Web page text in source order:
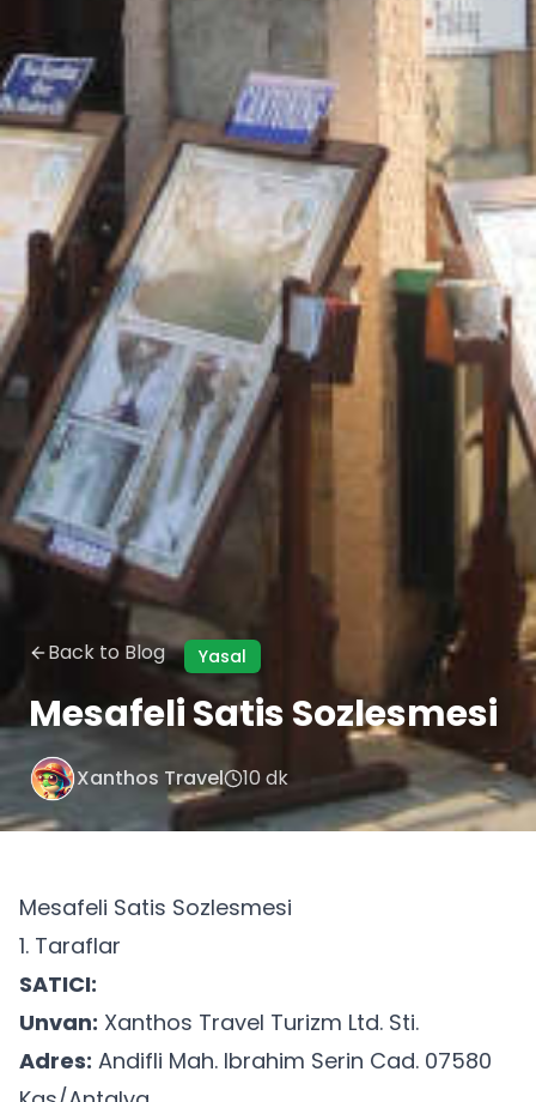
Back to Blog Yasal
Mesafeli Satis Sozlesmesi
Xanthos Travel 10 dk
Mesafeli Satis Sozlesmesi
1. Taraflar
SATICI:
Unvan: Xanthos Travel Turizm Ltd. Sti.
Adres: Andifli Mah. Ibrahim Serin Cad. 07580